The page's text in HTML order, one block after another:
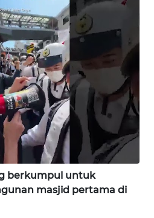
berkumpul untuk
masjid pertama di